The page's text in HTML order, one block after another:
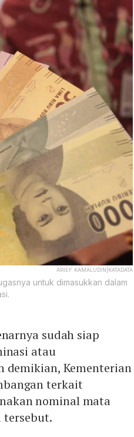
ARIEF KAMALUDIN|KATADATA
untuk dimasukkan dalam
sudah siap
atau
demikian, Kementerian
terkait
nominal mata
tersebut.